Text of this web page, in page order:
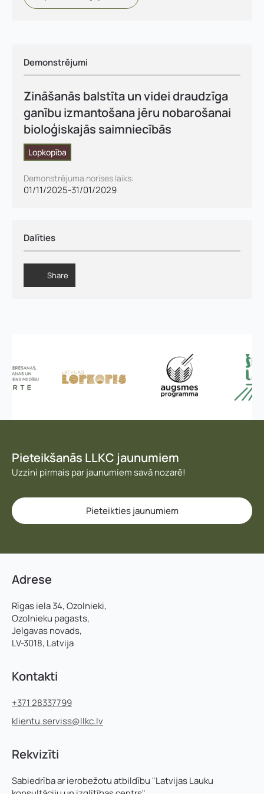
Demonstrējumi
Zināšanās balstīta un videi draudzīga
ganību izmantošana jēru nobarošanai
bioloģiskajās saimniecībās
Lopkopība
Demonstrējuma norises laiks:
01/11/2025-31/01/2029
Dalīties
Share
Pieteikšanās LLKC jaunumiem
Uzzini pirmais par jaunumiem savā nozarē!
Pieteikties jaunumiem
Adrese
Rīgas iela 34, Ozolnieki,
Ozolnieku pagasts,
Jelgavas novads,
LV-3018, Latvija
Kontakti
+371 28337799
klientu.serviss@llkc.lv
Rekvizīti
Sabiedrība ar ierobežotu atbildību "Latvijas Lauku